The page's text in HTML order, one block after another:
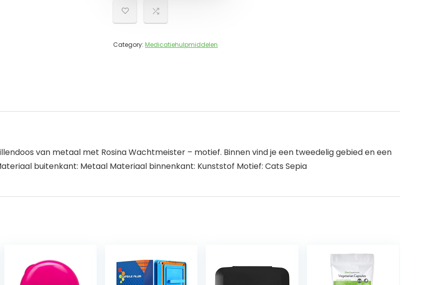
Category: Medicatiehulpmiddelen
van metaal met Rosina Wachtmeister – motief. Binnen vind je een tweedelig gebied en een
buitenkant: Metaal Materiaal binnenkant: Kunststof Motief: Cats Sepia